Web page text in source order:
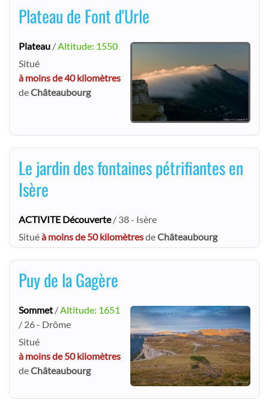
Plateau de Font d'Urle
Plateau /Altitude: 1550
Situé
à moins de 40 kilomètres
deChâteaubourg
Le jardin des fontaines pétrifiantes en
Isère
ACTIVITE Découverte/ 38 - Isère
Situéà moins de 50 kilomètresdeChâteaubourg
Puy de la Gagère
Sommet /Altitude: 1651
/ 26 - Drôme
Situé
à moins de 50 kilomètres
deChâteaubourg